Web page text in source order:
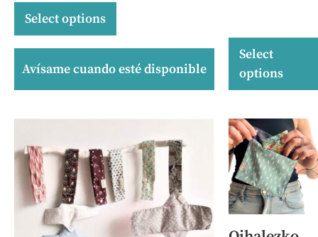
Select options
Avísame cuando esté disponible
Select
options